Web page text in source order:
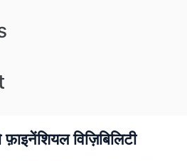
फ़ाइनेंशियल विज़िबिलिटी